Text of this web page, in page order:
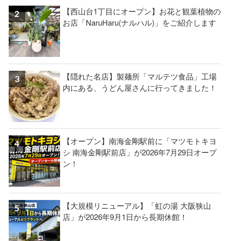
【西山台1丁目にオープン】お花と観葉植物の
お店「NaruHaru(ナルハル)」をご紹介します
【隠れた名店】製麺所「マルテツ食品」工場
内にある、うどん屋さんに行ってきました！
【オープン】南海金剛駅前に「マツモトキヨ
シ 南海金剛駅前店」が2026年7月29日オープ
ン！
【大規模リニューアル】「虹の湯 大阪狭山
店」が2026年9月1日から長期休館！